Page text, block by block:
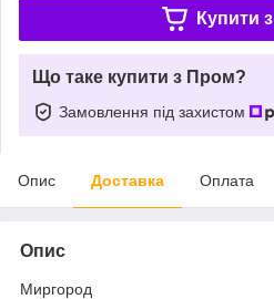
Купити з
Що таке купити з Пром?
Замовлення під захистом
Опис Доставка Оплата
Опис
Миргород